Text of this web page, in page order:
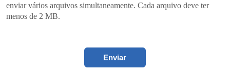
enviar vários arquivos simultaneamente. Cada arquivo deve ter
menos de 2 MB.
Enviar